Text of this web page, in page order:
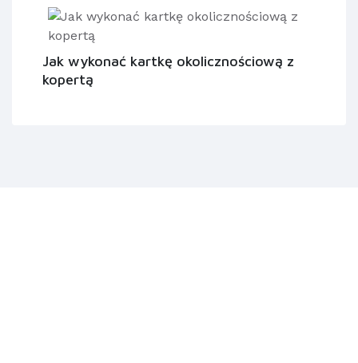
Jak wykonać kartkę okolicznościową z
kopertą